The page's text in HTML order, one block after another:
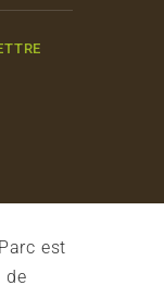
est
de